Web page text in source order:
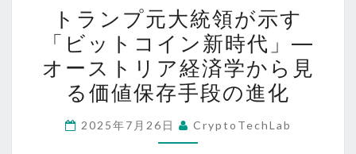
ラ
ン
プ
元
大
統
トランプ元大統領が示す
「ビットコイン新時代」―
オーストリア経済学から見
る価値保存手段の進化
2025年7月26日 CryptoTechLab